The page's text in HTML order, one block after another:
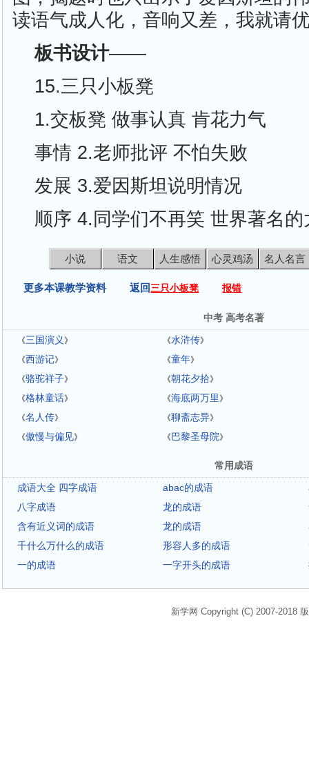
读语气成人化，音响又差，我就请
板书设计——
15.三只小板凳
1.交板凳 做事认真 肯花力气
事情 2.老师批评 不怕失败
发展 3.爱因斯坦说明情况
顺序 4.同学们不再笑 世界著名的
小说 语文 人生感悟 心灵鸡汤 名人名言
更多本课教学资料 返回三只小板凳 报错
中考 高考名著
《三国演义 》 《水浒传》
《西游记》 《童年》
《骆驼祥子》 《朝花夕拾》
《格林童话》 《海底两万里 》
《名人传》 《聊斋志异》
《傲慢与偏见》 《巴黎圣母院》
常用成语
成语大全 四字成语
abac的成语
八字成语
龙的成语
含有近义词的成语
龙的成语
千什么万什么的成语
形容人多的成语
一的成语
一字开头的成语
新学网 Copyright (C) 2007-2018